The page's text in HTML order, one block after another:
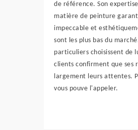
de référence. Son
matière de peinture
impeccable et
sont les plus bas du
particuliers choisissent de
clients confirment que ses
largement leurs attentes.
vous pouve l'appeler.